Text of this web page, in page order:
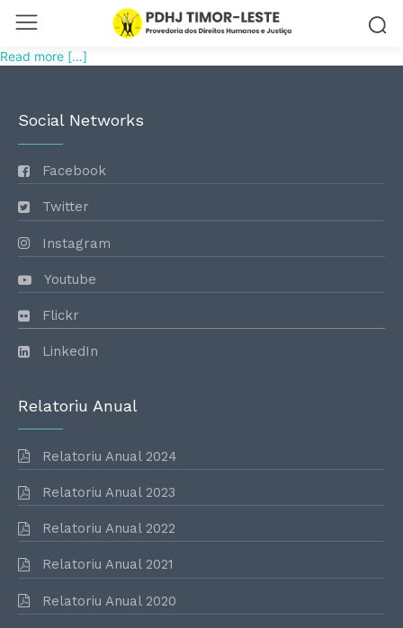
Read more [...]
Social Networks
Facebook
Twitter
Instagram
Youtube
Flickr
LinkedIn
Relatoriu Anual
Relatoriu Anual 2024
Relatoriu Anual 2023
Relatoriu Anual 2022
Relatoriu Anual 2021
Relatoriu Anual 2020